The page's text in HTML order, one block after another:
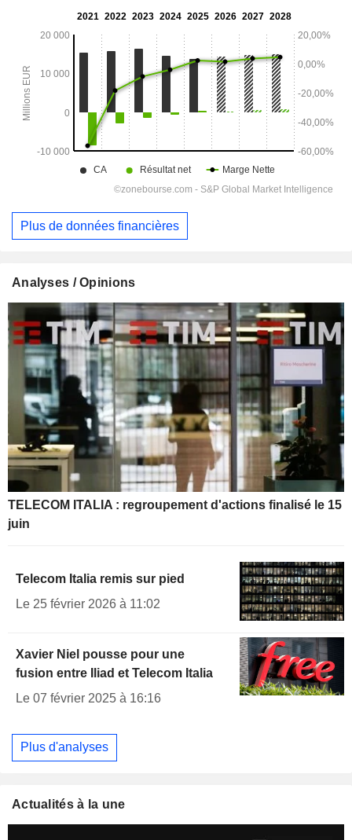
Plus de données financières
Analyses / Opinions
TELECOM ITALIA : regroupement d'actions finalisé le 15
juin
Telecom Italia remis sur pied
Le 25 février 2026 à 11:02
Xavier Niel pousse pour une
fusion entre Iliad et Telecom Italia
Le 07 février 2025 à 16:16
Plus d'analyses
Actualités à la une